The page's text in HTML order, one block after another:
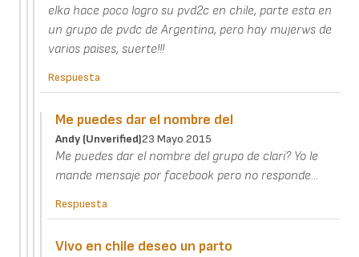
elka hace poco logro su pvd2c en chile, parte esta en
un grupo de pvdc de Argentina, pero hay mujerws de
varios paises, suerte!!!
Respuesta
Me puedes dar el nombre del
Andy (unverified)23 Mayo 2015
Me puedes dar el nombre del grupo de clari? Yo le
mande mensaje por facebook pero no responde...
Respuesta
Vivo en chile deseo un parto